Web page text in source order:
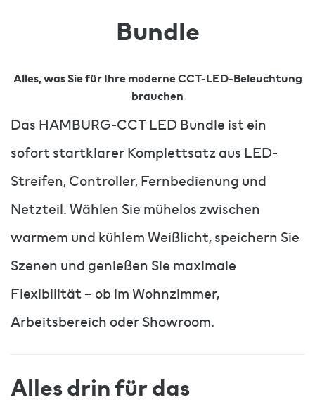
Bundle
Alles, was Sie für Ihre moderne CCT-LED-Beleuchtung
brauchen
Das HAMBURG-CCT LED Bundle ist ein
sofort startklarer Komplettsatz aus LED-
Streifen, Controller, Fernbedienung und
Netzteil. Wählen Sie mühelos zwischen
warmem und kühlem Weißlicht, speichern Sie
Szenen und genießen Sie maximale
Flexibilität – ob im Wohnzimmer,
Arbeitsbereich oder Showroom.
Alles drin für das